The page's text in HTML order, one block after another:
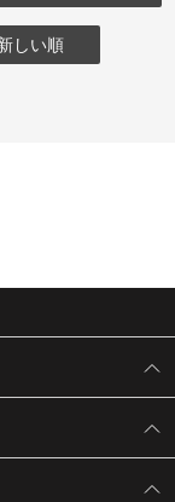
しい順